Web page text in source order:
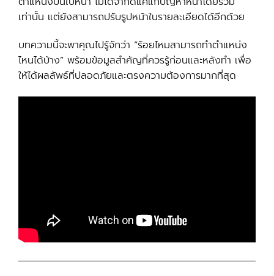
เท่านั้น แต่ยังสามารถปรับรูปหน้าในรายละเอียดได้อีกด้วย
บทความนี้จะพาคุณไปรู้จักว่า “ร้อยไหมสามารถทำตำแหน่ง
ไหนได้บ้าง” พร้อมข้อมูลสำคัญที่ควรรู้ก่อนและหลังทำ เพื่อ
ให้ได้ผลลัพธ์ที่ปลอดภัยและตรงความต้องการมากที่สุด